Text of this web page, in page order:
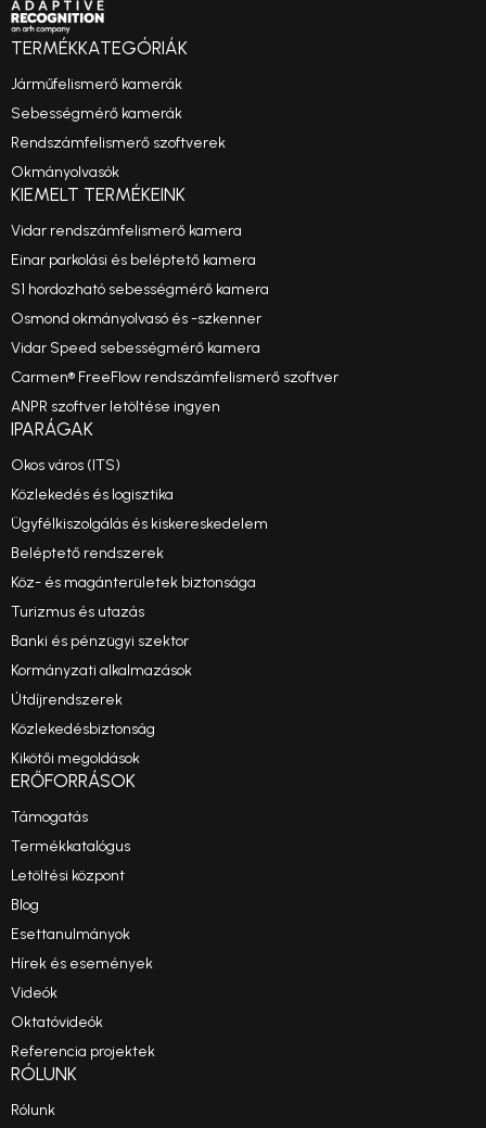
TERMÉKKATEGÓRIÁK
Járműfelismerő kamerák
Sebességmérő kamerák
Rendszámfelismerő szoftverek
Okmányolvasók
KIEMELT TERMÉKEINK
Vidar rendszámfelismerő kamera
Einar parkolási és beléptető kamera
S1 hordozható sebességmérő kamera
Osmond okmányolvasó és -szkenner
Vidar Speed sebességmérő kamera
Carmen® FreeFlow rendszámfelismerő szoftver
ANPR szoftver letöltése ingyen
IPARÁGAK
Okos város (ITS)
Közlekedés és logisztika
Ügyfélkiszolgálás és kiskereskedelem
Beléptető rendszerek
Köz- és magánterületek biztonsága
Turizmus és utazás
Banki és pénzügyi szektor
Kormányzati alkalmazások
Útdíjrendszerek
Közlekedésbiztonság
Kikötői megoldások
ERŐFORRÁSOK
Támogatás
Termékkatalógus
Letöltési központ
Blog
Esettanulmányok
Hírek és események
Videók
Oktatóvideók
Referencia projektek
RÓLUNK
Rólunk